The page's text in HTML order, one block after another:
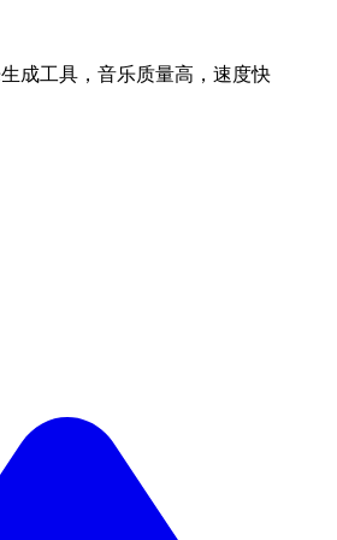
成工具，音乐质量高，速度快